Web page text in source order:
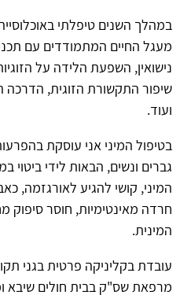
במהלך השנים טיפלתי
מעגל החיים המתמודדים עם
נישואין, השפעת הלידה על
שיפור התקשורת הזוגית, הדרכה
ועוד.
בטיפול המיני אני עוסקת
גברים ונשים, הבאות לידי ביטוי
המיני, קושי להגיע לאורגזמה,
חרדה מאינטימיות, חוסר סיפוק
המינית.
עובדת בקליניקה פרטית בגני
מרפאת שס"ק בבית חולים שיבא